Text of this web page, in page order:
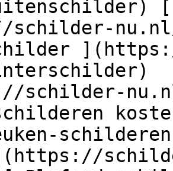
schilder-
schilderen